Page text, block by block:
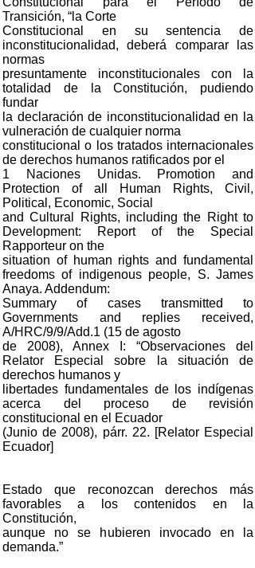
Transición, “la Corte
Constitucional en su sentencia de
inconstitucionalidad, deberá comparar las
normas
presuntamente inconstitucionales con la
totalidad de la Constitución, pudiendo
fundar
la declaración de inconstitucionalidad en la
vulneración de cualquier norma
constitucional o los tratados internacionales
de derechos humanos ratificados por el
1 Naciones Unidas. Promotion and
Protection of all Human Rights, Civil,
Political, Economic, Social
and Cultural Rights, including the Right to
Development: Report of the Special
Rapporteur on the
situation of human rights and fundamental
freedoms of indigenous people, S. James
Anaya. Addendum:
Summary of cases transmitted to
Governments and replies received,
A/HRC/9/9/Add.1 (15 de agosto
de 2008), Annex I: “Observaciones del
Relator Especial sobre la situación de
derechos humanos y
libertades fundamentales de los indígenas
acerca del proceso de revisión
constitucional en el Ecuador
(Junio de 2008), párr. 22. [Relator Especial
Ecuador]
Estado que reconozcan derechos más
favorables a los contenidos en la
Constitución,
aunque no se hubieren invocado en la
demanda.”